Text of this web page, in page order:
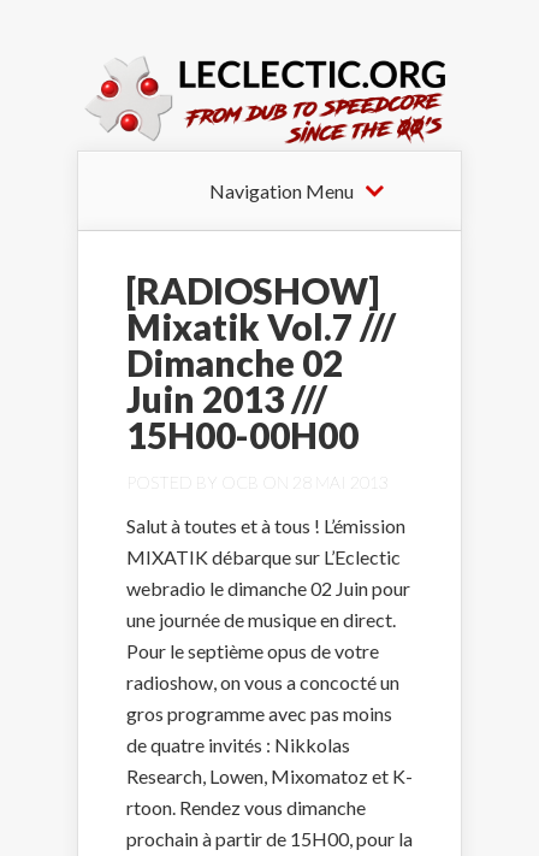
Navigation Menu
[RADIOSHOW]
Mixatik Vol.7 ///
Dimanche 02
Juin 2013 ///
15H00-00H00
POSTED BY OCB ON 28 MAI 2013
Salut à toutes et à tous ! L’émission
MIXATIK débarque sur L’Eclectic
webradio le dimanche 02 Juin pour
une journée de musique en direct.
Pour le septième opus de votre
radioshow, on vous a concocté un
gros programme avec pas moins
de quatre invités : Nikkolas
Research, Lowen, Mixomatoz et K-
rtoon. Rendez vous dimanche
prochain à partir de 15H00, pour la